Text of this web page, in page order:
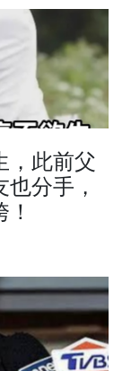
，此前父
分手，